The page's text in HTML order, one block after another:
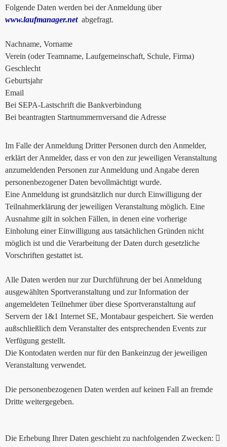
Folgende Daten werden bei der Anmeldung über
www.laufmanager.netabgefragt.
Nachname, Vorname
Verein (oder Teamname, Laufgemeinschaft, Schule, Firma)
Geschlecht
Geburtsjahr
Email
Bei SEPA-Lastschrift die Bankverbindung
Bei beantragten Startnummernversand die Adresse
Im Falle der Anmeldung Dritter Personen durch den Anmelder,
erklärt der Anmelder, dass er von den zur jeweiligen Veranstaltung
anzumeldenden Personen zur Anmeldung und Angabe deren
personenbezogener Daten bevollmächtigt wurde.
Eine Anmeldung ist grundsätzlich nur durch Einwilligung der
Teilnahmerklärung der jeweiligen Veranstaltung möglich. Eine
Ausnahme gilt in solchen Fällen, in denen eine vorherige
Einholung einer Einwilligung aus tatsächlichen Gründen nicht
möglich ist und die Verarbeitung der Daten durch gesetzliche
Vorschriften gestattet ist.
Alle Daten werden nur zur Durchführung der bei Anmeldung
ausgewählten Sportveranstaltung und zur Information der
angemeldeten Teilnehmer über diese Sportveranstaltung auf
Servern der 1&1 Internet SE, Montabaur gespeichert. Sie werden
außschließlich dem Veranstalter des entsprechenden Events zur
Verfügung gestellt.
Die Kontodaten werden nur für den Bankeinzug der jeweiligen
Veranstaltung verwendet.
Die personenbezogenen Daten werden auf keinen Fall an fremde
Dritte weitergegeben.
Die Erhebung Ihrer Daten geschieht zu nachfolgenden Zwecken: 